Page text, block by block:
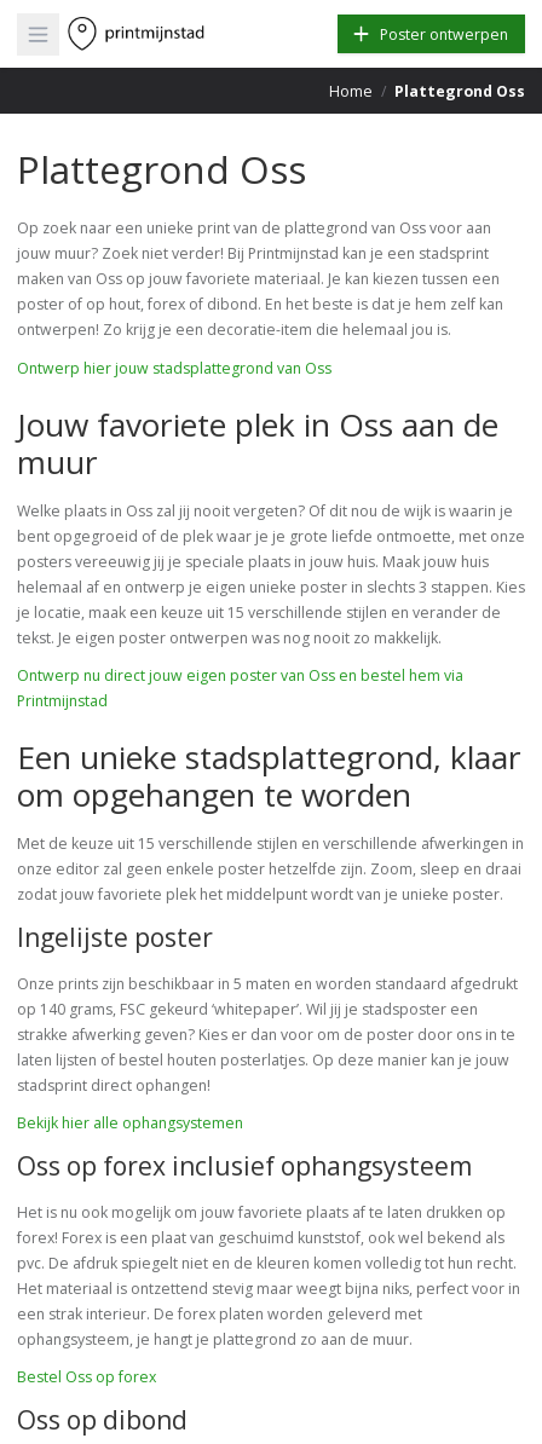
Open main menu Poster ontwerpen
Home / Plattegrond Oss
Plattegrond Oss
Op zoek naar een unieke print van de plattegrond van Oss voor aan
jouw muur? Zoek niet verder! Bij Printmijnstad kan je een stadsprint
maken van Oss op jouw favoriete materiaal. Je kan kiezen tussen een
poster of op hout, forex of dibond. En het beste is dat je hem zelf kan
ontwerpen! Zo krijg je een decoratie-item die helemaal jou is.
Ontwerp hier jouw stadsplattegrond van Oss
Jouw favoriete plek in Oss aan de
muur
Welke plaats in Oss zal jij nooit vergeten? Of dit nou de wijk is waarin je
bent opgegroeid of de plek waar je je grote liefde ontmoette, met onze
posters vereeuwig jij je speciale plaats in jouw huis. Maak jouw huis
helemaal af en ontwerp je eigen unieke poster in slechts 3 stappen. Kies
je locatie, maak een keuze uit 15 verschillende stijlen en verander de
tekst. Je eigen poster ontwerpen was nog nooit zo makkelijk.
Ontwerp nu direct jouw eigen poster van Oss en bestel hem via
Printmijnstad
Een unieke stadsplattegrond, klaar
om opgehangen te worden
Met de keuze uit 15 verschillende stijlen en verschillende afwerkingen in
onze editor zal geen enkele poster hetzelfde zijn. Zoom, sleep en draai
zodat jouw favoriete plek het middelpunt wordt van je unieke poster.
Ingelijste poster
Onze prints zijn beschikbaar in 5 maten en worden standaard afgedrukt
op 140 grams, FSC gekeurd ‘whitepaper’. Wil jij je stadsposter een
strakke afwerking geven? Kies er dan voor om de poster door ons in te
laten lijsten of bestel houten posterlatjes. Op deze manier kan je jouw
stadsprint direct ophangen!
Bekijk hier alle ophangsystemen
Oss op forex inclusief ophangsysteem
Het is nu ook mogelijk om jouw favoriete plaats af te laten drukken op
forex! Forex is een plaat van geschuimd kunststof, ook wel bekend als
pvc. De afdruk spiegelt niet en de kleuren komen volledig tot hun recht.
Het materiaal is ontzettend stevig maar weegt bijna niks, perfect voor in
een strak interieur. De forex platen worden geleverd met
ophangsysteem, je hangt je plattegrond zo aan de muur.
Bestel Oss op forex
Oss op dibond